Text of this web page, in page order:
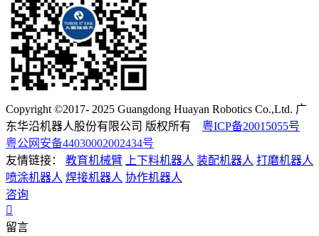
Copyright ©2017- 2025 Guangdong Huayan Robotics Co.,Ltd. 广
东华沿机器人股份有限公司 版权所有 粤ICP备20015055号
粤公网安备44030002002434号
友情链接：
教育机械臂 上下料机器人 装配机器人 打磨机器人
喷涂机器人 焊接机器人 协作机器人
咨询
留言